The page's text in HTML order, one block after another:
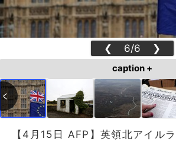
❮ 6/6 ❯
caption +
【4月15日 AFP】英領北アイル